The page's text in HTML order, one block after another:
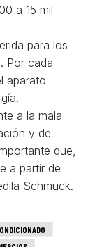
a 15 mil
para los
Por cada
aparato
a la mala
y de
que,
a partir de
Schmuck.